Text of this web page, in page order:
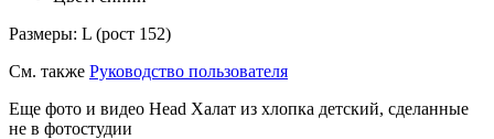
Размеры: L (рост 152)
См. также Руководство пользователя
Еще фото и видео Head Халат из хлопка детский, сделанные
не в фотостудии